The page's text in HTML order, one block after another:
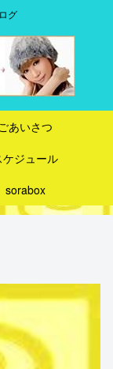
グ
あいさつ
ケジュール
sorabox